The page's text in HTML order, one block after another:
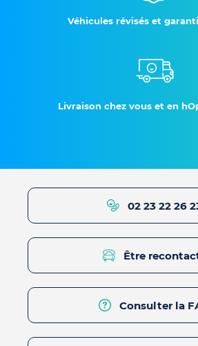
Véhicules révisés et
Livraison chez vous et en
02 23 22 26
Être
Consulter la